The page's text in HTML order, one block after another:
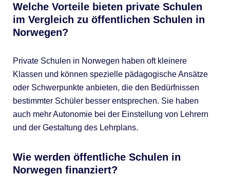
Welche Vorteile bieten private Schulen
im Vergleich zu öffentlichen Schulen in
Norwegen?
Private Schulen in Norwegen haben oft kleinere
Klassen und können spezielle pädagogische Ansätze
oder Schwerpunkte anbieten, die den Bedürfnissen
bestimmter Schüler besser entsprechen. Sie haben
auch mehr Autonomie bei der Einstellung von Lehrern
und der Gestaltung des Lehrplans.
Wie werden öffentliche Schulen in
Norwegen finanziert?